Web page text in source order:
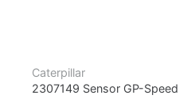
Caterpillar
2307149 Sensor GP-Speed